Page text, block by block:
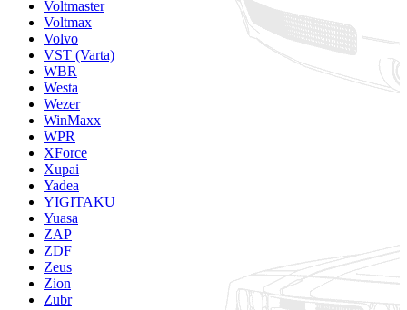
Voltmaster
Voltmax
Volvo
VST (Varta)
WBR
Westa
Wezer
WinMaxx
WPR
XForce
Xupai
Yadea
YIGITAKU
Yuasa
ZAP
ZDF
Zeus
Zion
Zubr